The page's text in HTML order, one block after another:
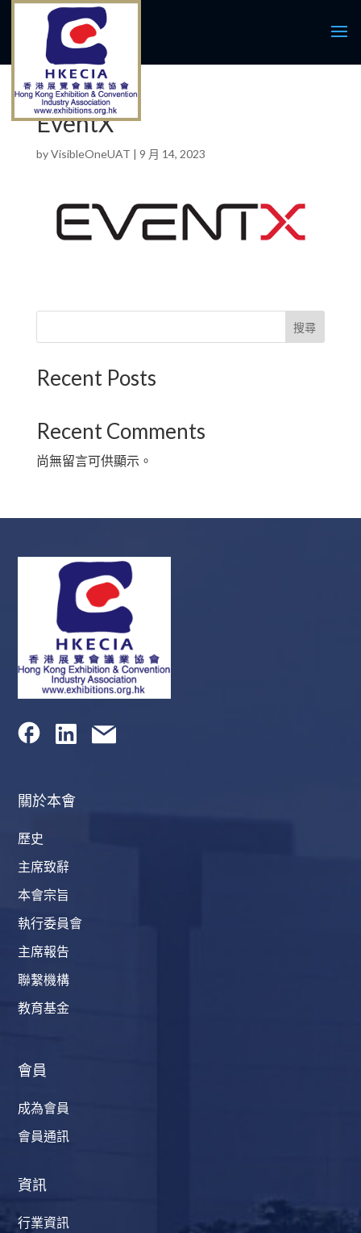
EventX
byVisibleOneUAT | 9 月 14, 2023
搜尋
Recent Posts
Recent Comments
尚無留言可供顯示。
關於本會
歷史
主席致辭
本會宗旨
執行委員會
主席報告
聯繫機構
教育基金
會員
成為會員
會員通訊
資訊
行業資訊